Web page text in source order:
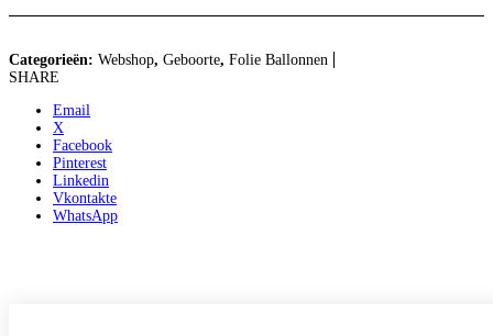
Categorieën: Webshop, Geboorte, Folie Ballonnen
SHARE
Email
X
Facebook
Pinterest
Linkedin
Vkontakte
WhatsApp